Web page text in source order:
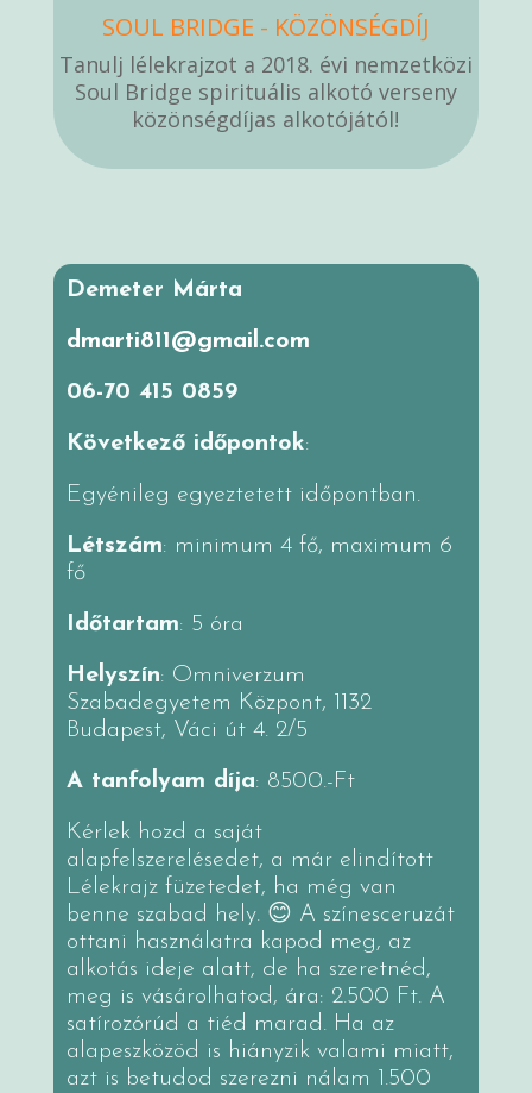
SOUL BRIDGE - KÖZÖNSÉGDÍJ
Tanulj lélekrajzot a 2018. évi nemzetközi
Soul Bridge spirituális alkotó verseny
közönségdíjas alkotójától!
Demeter Márta
dmarti811@gmail.com
06-70 415 0859
Következő időpontok:
Egyénileg egyeztetett időpontban.
Létszám: minimum 4 fő, maximum 6
fő
Időtartam: 5 óra
Helyszín: Omniverzum
Szabadegyetem Központ, 1132
Budapest, Váci út 4. 2/5
A tanfolyam díja: 8500.-Ft
Kérlek hozd a saját
alapfelszerelésedet, a már elindított
Lélekrajz füzetedet, ha még van
benne szabad hely. 😊 A színesceruzát
ottani használatra kapod meg, az
alkotás ideje alatt, de ha szeretnéd,
meg is vásárolhatod, ára: 2.500 Ft. A
satírozórúd a tiéd marad. Ha az
alapeszközöd is hiányzik valami miatt,
azt is betudod szerezni nálam 1.500